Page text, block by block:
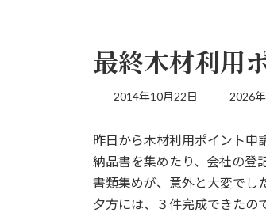
最終木材利用
2014年10月22日
最
新
日
時
:
2026
昨日から木材利用ポイント申
納品書を集めたり、会社の登
書類集めが、意外と大変でし
夕方には、３件完成できたの